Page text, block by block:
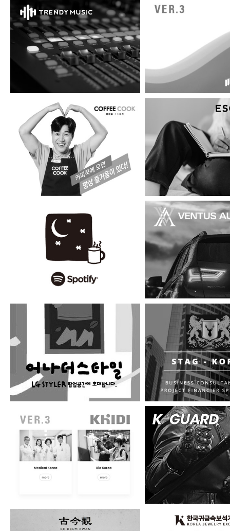
트랜디뮤직 테너지 ver.3
커피쿡 에스키스
스포티파이 라디오 벤투스아우토
LG스타일러 - 어나더스… STAG코리아
한국보건산업진흥원 UA… 케이가드(주)